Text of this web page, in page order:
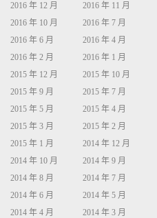
2016 年 12 月
2016 年 11 月
2016 年 10 月
2016 年 7 月
2016 年 6 月
2016 年 4 月
2016 年 2 月
2016 年 1 月
2015 年 12 月
2015 年 10 月
2015 年 9 月
2015 年 7 月
2015 年 5 月
2015 年 4 月
2015 年 3 月
2015 年 2 月
2015 年 1 月
2014 年 12 月
2014 年 10 月
2014 年 9 月
2014 年 8 月
2014 年 7 月
2014 年 6 月
2014 年 5 月
2014 年 4 月
2014 年 3 月